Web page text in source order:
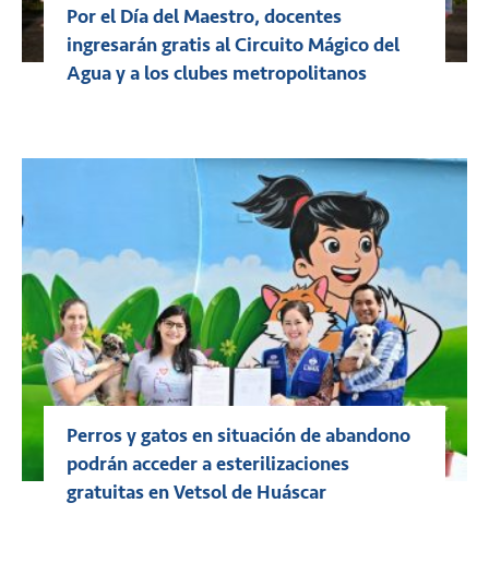
Por el Día del Maestro, docentes
ingresarán gratis al Circuito Mágico del
Agua y a los clubes metropolitanos
Perros y gatos en situación de abandono
podrán acceder a esterilizaciones
gratuitas en Vetsol de Huáscar